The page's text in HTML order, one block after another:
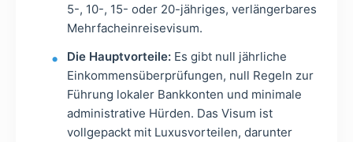
5-, 10-, 15- oder 20-jähriges, verlängerbares
Mehrfacheinreisevisum.
Die Hauptvorteile: Es gibt null jährliche
Einkommensüberprüfungen, null Regeln zur
Führung lokaler Bankkonten und minimale
administrative Hürden. Das Visum ist
vollgepackt mit Luxusvorteilen, darunter